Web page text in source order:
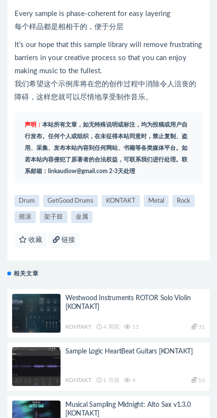
Every sample is phase-coherent for easy layering
每个样品都是相相干的，便于分层
It’s our hope that this sample library will remove frustrating
barriers in your creative process so that you can enjoy
making music to the fullest.
我们希望这个示例库将在您的创作过程中消除令人沮丧的
障碍，这样您就可以尽情地享受制作音乐。
声明： 本站所有文章，如无特殊说明或标注，均为投稿或用户自
行发布。任何个人或组织，在未征得本站同意时，禁止复制、盗
用、采集、发布本站内容到任何网站、书籍等各类媒体平台。如
若本站内容侵犯了原著者的合法权益，可联系我们进行处理。联
系邮箱： linkaudiow@gmail.com 2-3天处理
Drum GetGood Drums KONTAKT Metal Rock
摇滚 架子鼓 金属
收藏 链接
相关文章
Westwood Instruments ROTOR Solo Violin
[KONTAKT]
KONTAKT 4 周前 11 31
Sample Logic HeartBeat Guitars [KONTAKT]
KONTAKT 1 月前 4 10
Musical Sampling Midnight: Alto Sax v1.3.0
[KONTAKT]